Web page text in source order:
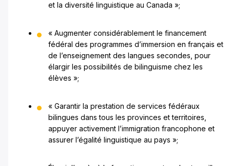
et la diversité linguistique au Canada »;
« Augmenter considérablement le financement
fédéral des programmes d’immersion en français et
de l’enseignement des langues secondes, pour
élargir les possibilités de bilinguisme chez les
élèves »;
« Garantir la prestation de services fédéraux
bilingues dans tous les provinces et territoires,
appuyer activement l’immigration francophone et
assurer l’égalité linguistique au pays »;